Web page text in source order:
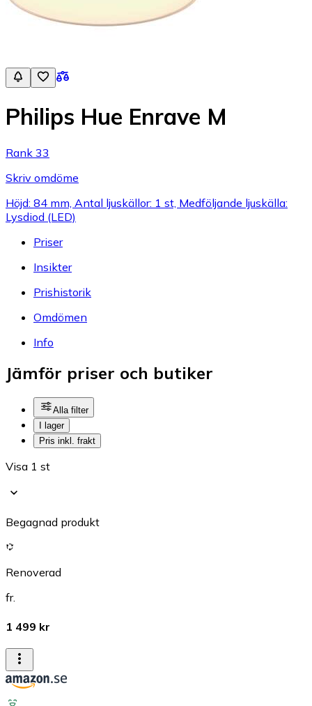
Philips Hue Enrave M
Rank 33
Skriv omdöme
Höjd: 84 mm, Antal ljuskällor: 1 st, Medföljande ljuskälla:
Lysdiod (LED)
Priser
Insikter
Prishistorik
Omdömen
Info
Jämför priser och butiker
Alla filter
I lager
Pris inkl. frakt
Visa 1 st
Begagnad produkt
Renoverad
fr.
1 499 kr